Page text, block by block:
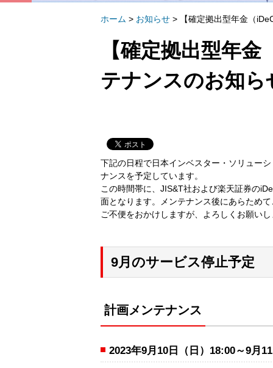
ホーム > お知らせ > 【確定拠出型年金（
【確定拠出型年
テナンスのお知ら
下記の日程で日本インベスター・ソリュー
ナンスを予定しています。
この時間帯に、JIS&T社および楽天証券の
面となります。メンテナンス後にあらため
ご不便をおかけしますが、よろしくお願い
9月のサービス停止予定
計画メンテナンス
2023年9月10日（日）18:00～9月